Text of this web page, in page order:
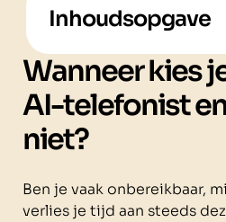
Wanneer kies
AI-telefonist
niet?
Ben je vaak onbereikbaar,
verlies je tijd aan steeds
Inhoudsopgave